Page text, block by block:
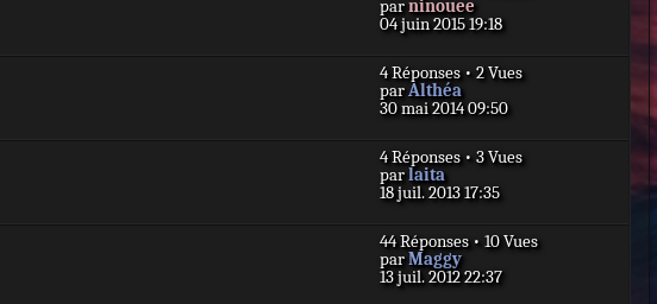
s
a
e
e
r
e
s
s
a
e
D
e
i
e
r
e
s
s
a
e
parninouee
04 juin 2015 19:18
4 Réponses • 2 Vues
D
e
i
e
r
e
s
s
a
parAlthéa
30 mai 2014 09:50
4 Réponses • 3 Vues
D
e
i
e
r
parlaita
18 juil. 2013 17:35
44 Réponses • 10 Vues
D
e
parMaggy
13 juil. 2012 22:37